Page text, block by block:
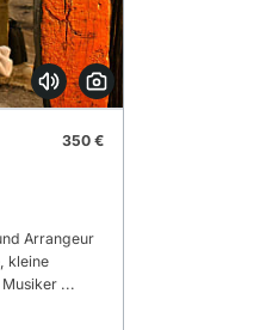
350 €
Arrangeur
kleine
...